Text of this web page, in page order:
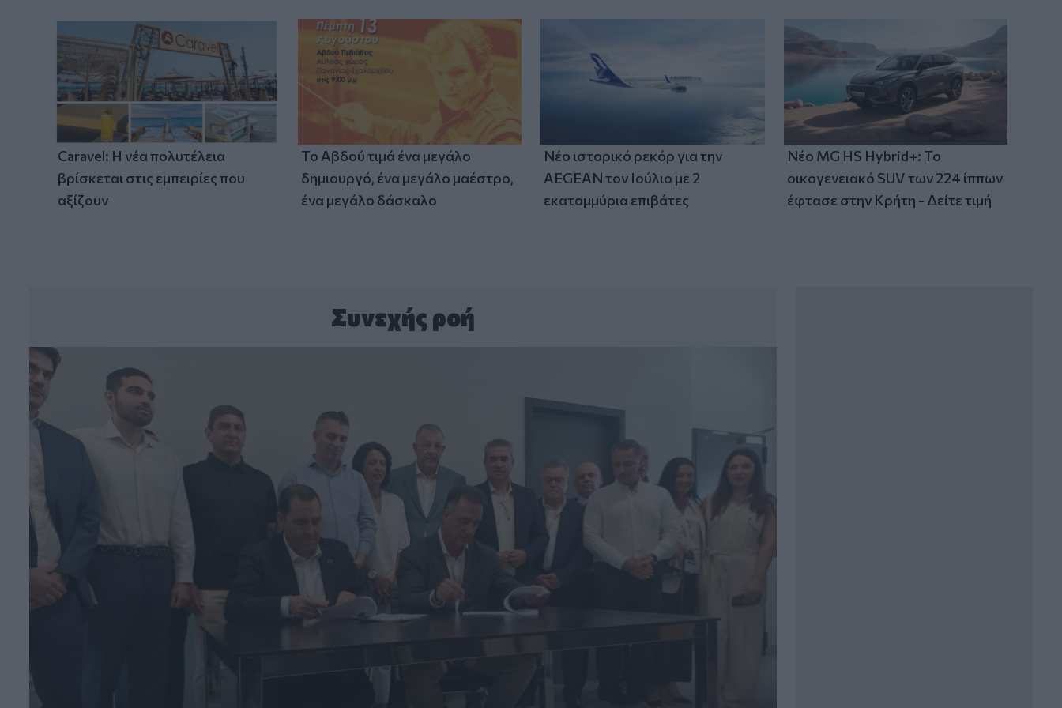
Caravel: Η νέα πολυτέλεια
βρίσκεται στις εμπειρίες που
αξίζουν
Το Αβδού τιμά ένα μεγάλο
δημιουργό, ένα μεγάλο μαέστρο,
ένα μεγάλο δάσκαλο
Νέο ιστορικό ρεκόρ για την
AEGEAN τον Ιούλιο με 2
εκατομμύρια επιβάτες
Νέο MG HS Hybrid+: Το
οικογενειακό SUV των 224 ίππων
έφτασε στην Κρήτη - Δείτε τιμή
Συνεχής ροή